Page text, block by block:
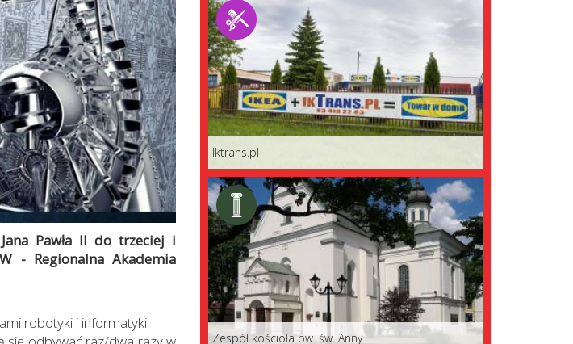
Pawła II do trzeciej i
- Regionalna Akademia
robotyki i informatyki.
Iktrans.pl
Zespół kościoła pw. św. Anny